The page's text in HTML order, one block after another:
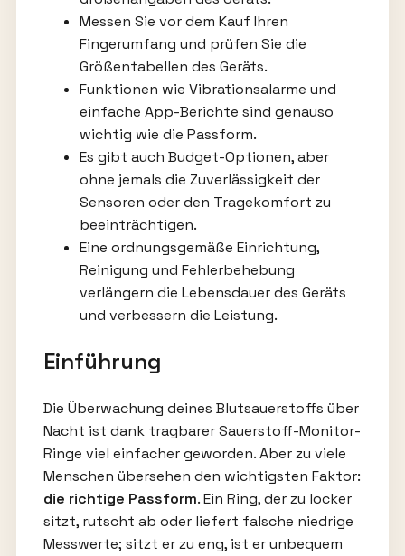
Messen Sie vor dem Kauf Ihren
Fingerumfang und prüfen Sie die
Größentabellen des Geräts.
Funktionen wie Vibrationsalarme und
einfache App-Berichte sind genauso
wichtig wie die Passform.
Es gibt auch Budget-Optionen, aber
ohne jemals die Zuverlässigkeit der
Sensoren oder den Tragekomfort zu
beeinträchtigen.
Eine ordnungsgemäße Einrichtung,
Reinigung und Fehlerbehebung
verlängern die Lebensdauer des Geräts
und verbessern die Leistung.
Einführung
Die Überwachung deines Blutsauerstoffs über
Nacht ist dank tragbarer Sauerstoff-Monitor-
Ringe viel einfacher geworden. Aber zu viele
Menschen übersehen den wichtigsten Faktor:
die richtige Passform. Ein Ring, der zu locker
sitzt, rutscht ab oder liefert falsche niedrige
Messwerte; sitzt er zu eng, ist er unbequem